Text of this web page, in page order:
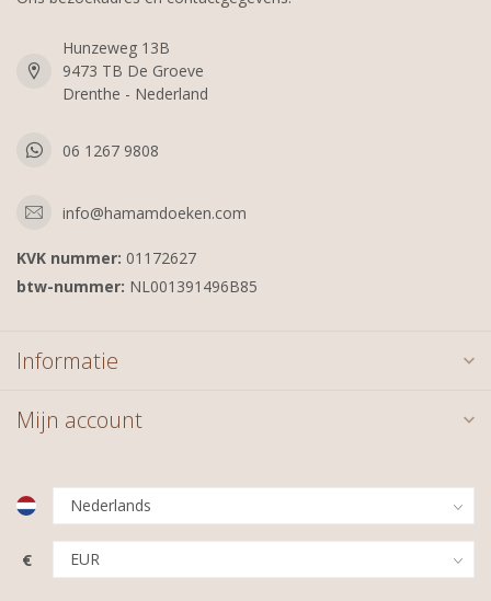
Hunzeweg 13B
9473 TB De Groeve
Drenthe - Nederland
06 1267 9808
info@hamamdoeken.com
KVK nummer: 01172627
btw-nummer: NL001391496B85
Informatie
Mijn account
€